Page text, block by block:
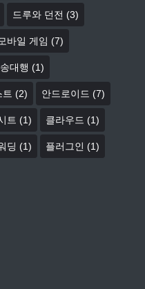
드루와 던전 (3)
바일 게임 (7)
대행 (1)
트 (2) 안드로이드 (7)
트 (1) 클라우드 (1)
딩 (1) 플러그인 (1)